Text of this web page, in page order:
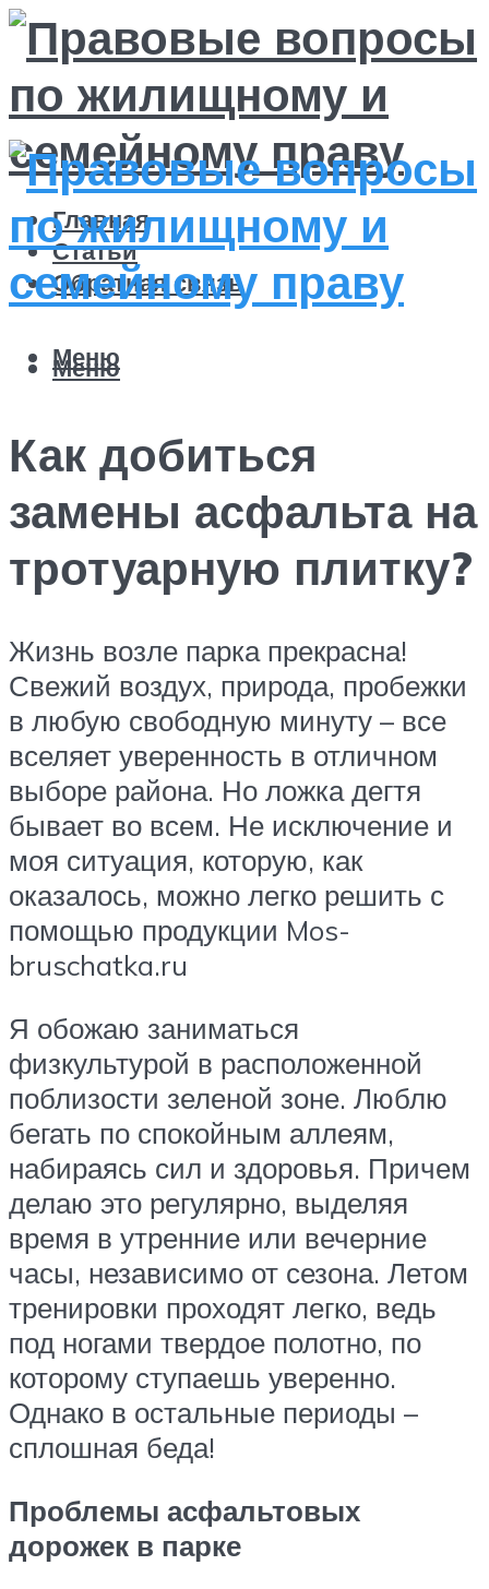
Главная
Статьи
Обратная связь
Меню
Меню
Как добиться
замены асфальта на
тротуарную плитку?
Жизнь возле парка прекрасна!
Свежий воздух, природа, пробежки
в любую свободную минуту – все
вселяет уверенность в отличном
выборе района. Но ложка дегтя
бывает во всем. Не исключение и
моя ситуация, которую, как
оказалось, можно легко решить с
помощью продукции Mos-
bruschatka.ru
Я обожаю заниматься
физкультурой в расположенной
поблизости зеленой зоне. Люблю
бегать по спокойным аллеям,
набираясь сил и здоровья. Причем
делаю это регулярно, выделяя
время в утренние или вечерние
часы, независимо от сезона. Летом
тренировки проходят легко, ведь
под ногами твердое полотно, по
которому ступаешь уверенно.
Однако в остальные периоды –
сплошная беда!
Проблемы асфальтовых
дорожек в парке